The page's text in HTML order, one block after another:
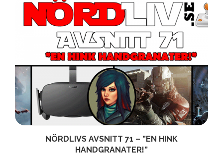
NÖRDLIVS AVSNITT 71 – ”EN HINK
HANDGRANATER!”